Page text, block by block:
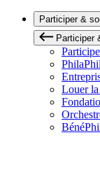
Participer &
Participer
PhilaPhil
Louer